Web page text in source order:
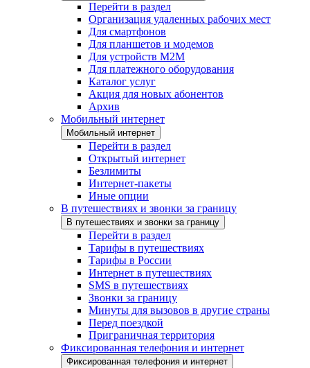
Перейти в раздел
Организация удаленных рабочих мест
Для смартфонов
Для планшетов и модемов
Для устройств M2M
Для платежного оборудования
Каталог услуг
Акция для новых абонентов
Архив
Мобильный интернет
Мобильный интернет
Перейти в раздел
Открытый интернет
Безлимиты
Интернет-пакеты
Иные опции
В путешествиях и звонки за границу
В путешествиях и звонки за границу
Перейти в раздел
Тарифы в путешествиях
Тарифы в России
Интернет в путешествиях
SMS в путешествиях
Звонки за границу
Минуты для вызовов в другие страны
Перед поездкой
Приграничная территория
Фиксированная телефония и интернет
Фиксированная телефония и интернет